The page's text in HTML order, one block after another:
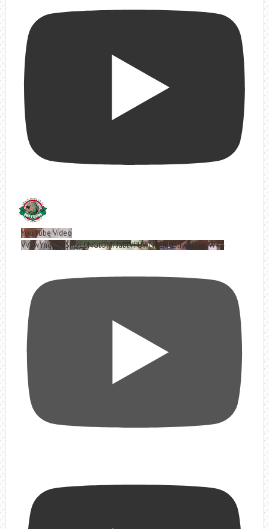
YouTube Video
VVVwYngyRjVSRDE0NGtOMFJablVPUWNBLjd0SlFxa0VoUW44